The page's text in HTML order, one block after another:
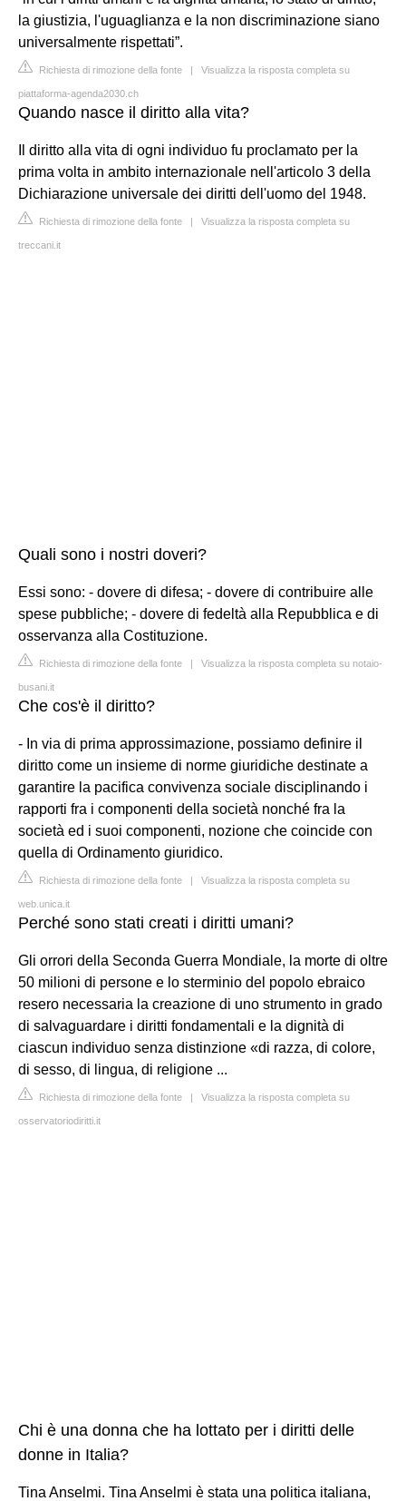
la giustizia, l'uguaglianza e la non discriminazione siano
universalmente rispettati”.
Richiesta di rimozione della fonte | Visualizza la risposta completa su
piattaforma-agenda2030.ch
Quando nasce il diritto alla vita?
Il diritto alla vita di ogni individuo fu proclamato per la
prima volta in ambito internazionale nell'articolo 3 della
Dichiarazione universale dei diritti dell'uomo del 1948.
Richiesta di rimozione della fonte | Visualizza la risposta completa su
treccani.it
Quali sono i nostri doveri?
Essi sono: - dovere di difesa; - dovere di contribuire alle
spese pubbliche; - dovere di fedeltà alla Repubblica e di
osservanza alla Costituzione.
Richiesta di rimozione della fonte | Visualizza la risposta completa su notaio-
busani.it
Che cos'è il diritto?
- In via di prima approssimazione, possiamo definire il
diritto come un insieme di norme giuridiche destinate a
garantire la pacifica convivenza sociale disciplinando i
rapporti fra i componenti della società nonché fra la
società ed i suoi componenti, nozione che coincide con
quella di Ordinamento giuridico.
Richiesta di rimozione della fonte | Visualizza la risposta completa su
web.unica.it
Perché sono stati creati i diritti umani?
Gli orrori della Seconda Guerra Mondiale, la morte di oltre
50 milioni di persone e lo sterminio del popolo ebraico
resero necessaria la creazione di uno strumento in grado
di salvaguardare i diritti fondamentali e la dignità di
ciascun individuo senza distinzione «di razza, di colore,
di sesso, di lingua, di religione ...
Richiesta di rimozione della fonte | Visualizza la risposta completa su
osservatoriodiritti.it
Chi è una donna che ha lottato per i diritti delle
donne in Italia?
Tina Anselmi. Tina Anselmi è stata una politica italiana,